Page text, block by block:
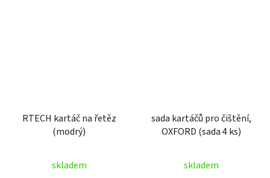
RTECH kartáč na řetěz
(modrý)
skladem
sada kartáčů pro čištění,
OXFORD (sada 4 ks)
skladem